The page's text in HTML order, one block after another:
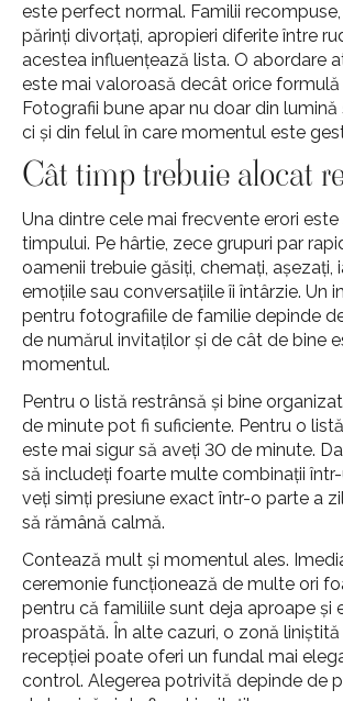
este perfect normal. Familii recompuse,
părinți divorțați, apropieri diferite între
acestea influențează lista. O abordare
este mai valoroasă decât orice formulă
Fotografii bune apar nu doar din
ci și din felul în care momentul este
Cât timp trebuie alocat
Una dintre cele mai frecvente erori
timpului. Pe hârtie, zece grupuri par
oamenii trebuie găsiți, chemați, așezați,
emoțiile sau conversațiile îi întârzie. Un
pentru fotografiile de familie depinde
de numărul invitaților și de cât de bine
momentul.
Pentru o listă restrânsă și bine
de minute pot fi suficiente. Pentru o
este mai sigur să aveți 30 de minute.
să includeți foarte multe combinații
veți simți presiune exact într-o parte a
să rămână calmă.
Contează mult și momentul ales.
ceremonie funcționează de multe ori
pentru că familiile sunt deja aproape și
proaspătă. În alte cazuri, o zonă
recepției poate oferi un fundal mai
control. Alegerea potrivită depinde de